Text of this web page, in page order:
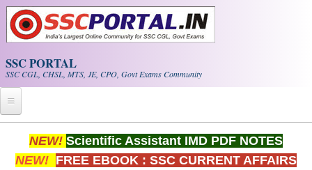
Skip to main content
SSC PORTAL
SSC CGL, CHSL, MTS, JE, CPO, Govt Exams Community
Home
Whats New!
NEW! Scientific Assistant IMD PDF NOTES
NEW! FREE EBOOK : SSC CURRENT AFFAIRS